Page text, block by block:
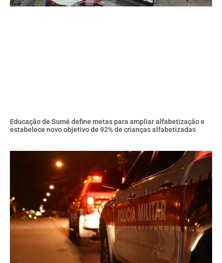
Educação de Sumé define metas para ampliar alfabetização e
estabelece novo objetivo de 92% de crianças alfabetizadas